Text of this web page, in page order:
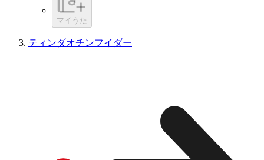
マイうた
ティンダオチンフイダー